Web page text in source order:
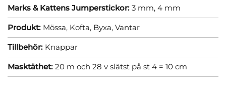
Marks & Kattens Jumperstickor: 3 mm, 4 mm
Produkt: Mössa, Kofta, Byxa, Vantar
Tillbehör: Knappar
Masktäthet: 20 m och 28 v slätst på st 4 = 10 cm